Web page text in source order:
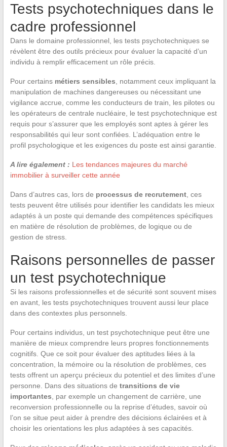
Tests psychotechniques dans le
cadre professionnel
Dans le domaine professionnel, les tests psychotechniques se
révèlent être des outils précieux pour évaluer la capacité d’un
individu à remplir efficacement un rôle précis.
Pour certains métiers sensibles , notamment ceux impliquant la
manipulation de machines dangereuses ou nécessitant une
vigilance accrue, comme les conducteurs de train, les pilotes ou
les opérateurs de centrale nucléaire, le test psychotechnique est
requis pour s’assurer que les employés sont aptes à gérer les
responsabilités qui leur sont confiées. L’adéquation entre le
profil psychologique et les exigences du poste est ainsi garantie.
A lire également : Les tendances majeures du marché
immobilier à surveiller cette année
Dans d’autres cas, lors de processus de recrutement, ces
tests peuvent être utilisés pour identifier les candidats les mieux
adaptés à un poste qui demande des compétences spécifiques
en matière de résolution de problèmes, de logique ou de
gestion de stress.
Raisons personnelles de passer
un test psychotechnique
Si les raisons professionnelles et de sécurité sont souvent mises
en avant, les tests psychotechniques trouvent aussi leur place
dans des contextes plus personnels.
Pour certains individus, un test psychotechnique peut être une
manière de mieux comprendre leurs propres fonctionnements
cognitifs. Que ce soit pour évaluer des aptitudes liées à la
concentration, la mémoire ou la résolution de problèmes, ces
tests offrent un aperçu précieux du potentiel et des limites d’une
personne. Dans des situations de transitions de vie
importantes , par exemple un changement de carrière, une
reconversion professionnelle ou la reprise d’études, savoir où
l’on se situe peut aider à prendre des décisions éclairées et à
choisir les orientations les plus adaptées à ses capacités.